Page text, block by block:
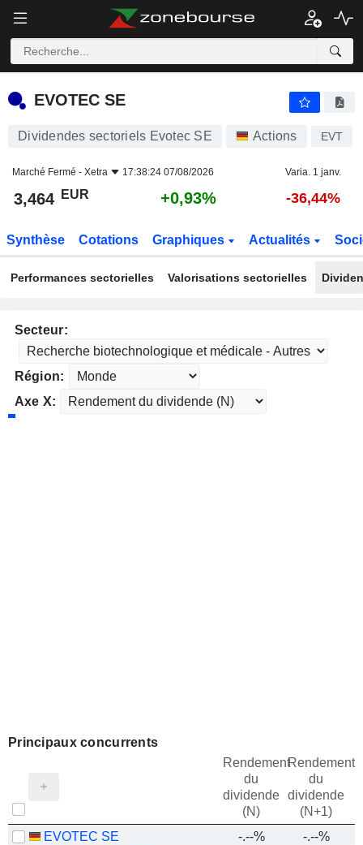
EVOTEC SE
EVOTEC SE
Dividendes sectoriels Evotec SE Actions EVT
Marché Fermé - Xetra 17:38:24 07/08/2026 Varia. 1 janv.
3,464 EUR +0,93% -36,44%
Synthèse Cotations Graphiques Actualités
Performances sectorielles Valorisations sectorielles
Secteur:
Région:
Axe X:
Principaux concurrents
Rendement
du
dividende
(N)
Rendement
du
dividende
(N+1)
EVOTEC SE -.--%
-.--%